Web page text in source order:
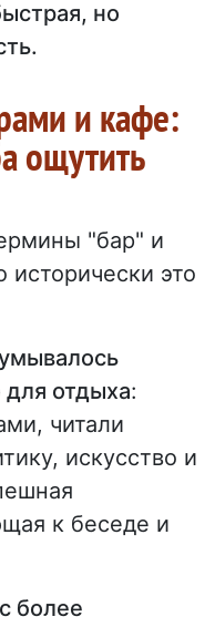
но
и кафе:
ощутить
"бар" и
это
отдыха:
читали
искусство и
к беседе и
более